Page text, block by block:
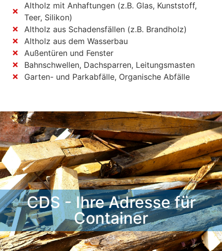
Altholz mit Anhaftungen (z.B. Glas, Kunststoff,
Teer, Silikon)
Altholz aus Schadensfällen (z.B. Brandholz)
Altholz aus dem Wasserbau
Außentüren und Fenster
Bahnschwellen, Dachsparren, Leitungsmasten
Garten- und Parkabfälle, Organische Abfälle
CDS - Ihre Adresse für
Container